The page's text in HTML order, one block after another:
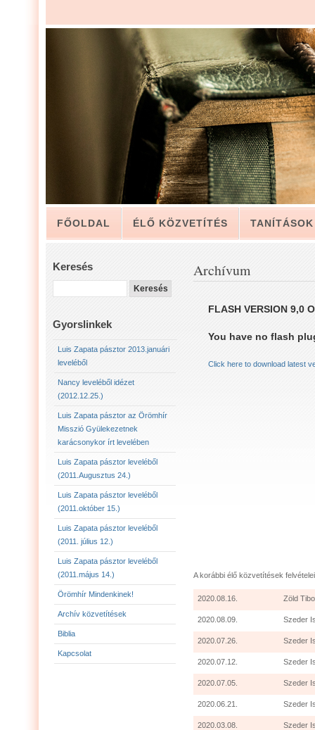
FŐOLDAL ÉLŐ KÖZVETÍTÉS TANÍTÁSOK
LUIS ZAPATA PÁSZTOR LEVELÉBŐL, A
LUIS ZAPATA PÁSZTOR LEVELÉBŐL
LUIS ZAPATA PÁSZTOR LEVELÉBŐL
LUIS ZAPATA PÁSZTOR AZ ÖRÖMHÍR MISSZIÓ
2012.12.25. NANCY LEVELÉBŐL IDÉZET:
Keresés
Gyorslinkek
Luis Zapata pásztor 2013.januári
leveléből
Nancy leveléből idézet
(2012.12.25.)
Luis Zapata pásztor az Örömhír
Misszió Gyülekezetnek
karácsonykor írt levelében
Luis Zapata pásztor leveléből
(2011.Augusztus 24.)
Luis Zapata pásztor leveléből
(2011.október 15.)
Luis Zapata pásztor leveléből
(2011. július 12.)
Luis Zapata pásztor leveléből
(2011.május 14.)
Örömhír Mindenkinek!
Archív közvetítések
Biblia
Kapcsolat
Archívum
FLASH VERSION 9,0
You have no flash
Click here to download latest
A korábbi élő közvetítések
2020.08.16. Zöld
2020.08.09. Szeder
2020.07.26. Szeder
2020.07.12. Szeder
2020.07.05. Szeder
2020.06.21. Szeder
2020.03.08. Szeder